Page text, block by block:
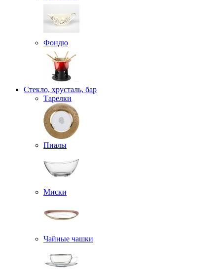
Фондю
Стекло, хрусталь, бар
Тарелки
Пиалы
Миски
Чайные чашки